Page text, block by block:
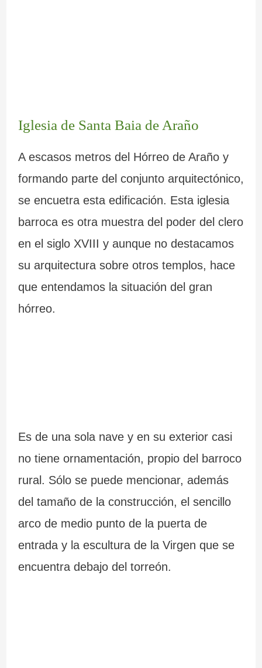
Iglesia de Santa Baia de Araño
A escasos metros del Hórreo de Araño y
formando parte del conjunto arquitectónico,
se encuetra esta edificación. Esta iglesia
barroca es otra muestra del poder del clero
en el siglo XVIII y aunque no destacamos
su arquitectura sobre otros templos, hace
que entendamos la situación del gran
hórreo.
Es de una sola nave y en su exterior casi
no tiene ornamentación, propio del barroco
rural. Sólo se puede mencionar, además
del tamaño de la construcción, el sencillo
arco de medio punto de la puerta de
entrada y la escultura de la Virgen que se
encuentra debajo del torreón.